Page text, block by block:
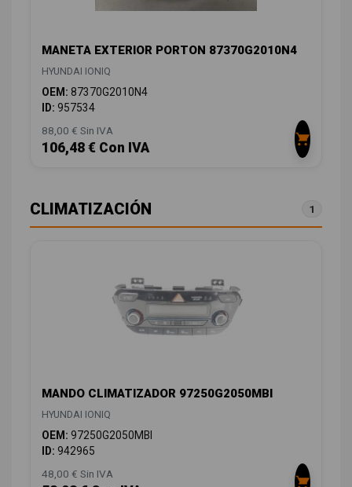
MANETA EXTERIOR PORTON 87370G2010N4
HYUNDAI IONIQ
OEM: 87370G2010N4
ID: 957534
88,00 € Sin IVA
106,48 € Con IVA
CLIMATIZACIÓN 1
MANDO CLIMATIZADOR 97250G2050MBI
HYUNDAI IONIQ
OEM: 97250G2050MBI
ID: 942965
48,00 € Sin IVA